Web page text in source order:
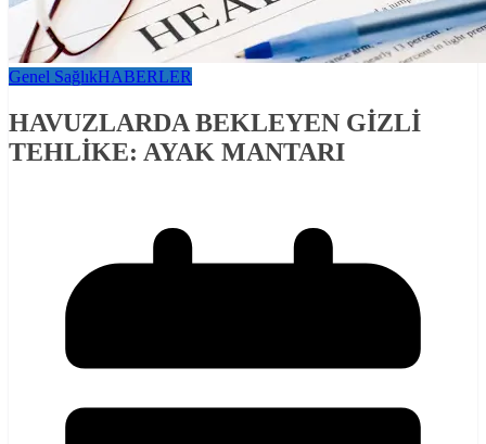
Genel SağlıkHABERLER
HAVUZLARDA BEKLEYEN GİZLİ
TEHLİKE: AYAK MANTARI